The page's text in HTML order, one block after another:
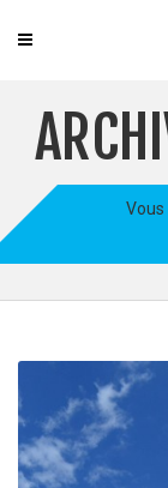
Vous